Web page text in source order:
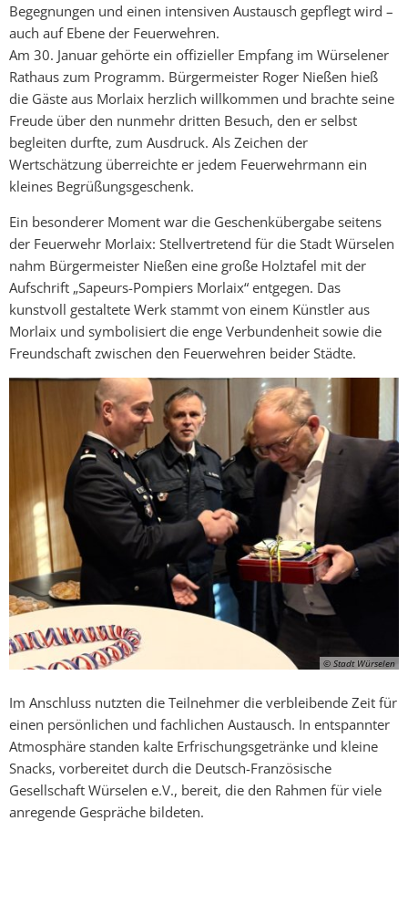
Begegnungen und einen intensiven Austausch gepflegt wird –
auch auf Ebene der Feuerwehren.
Am 30. Januar gehörte ein offizieller Empfang im Würselener
Rathaus zum Programm. Bürgermeister Roger Nießen hieß
die Gäste aus Morlaix herzlich willkommen und brachte seine
Freude über den nunmehr dritten Besuch, den er selbst
begleiten durfte, zum Ausdruck. Als Zeichen der
Wertschätzung überreichte er jedem Feuerwehrmann ein
kleines Begrüßungsgeschenk.
Ein besonderer Moment war die Geschenkübergabe seitens
der Feuerwehr Morlaix: Stellvertretend für die Stadt Würselen
nahm Bürgermeister Nießen eine große Holztafel mit der
Aufschrift „Sapeurs-Pompiers Morlaix“ entgegen. Das
kunstvoll gestaltete Werk stammt von einem Künstler aus
Morlaix und symbolisiert die enge Verbundenheit sowie die
Freundschaft zwischen den Feuerwehren beider Städte.
© Stadt Würselen
Im Anschluss nutzten die Teilnehmer die verbleibende Zeit für
einen persönlichen und fachlichen Austausch. In entspannter
Atmosphäre standen kalte Erfrischungsgetränke und kleine
Snacks, vorbereitet durch die Deutsch-Französische
Gesellschaft Würselen e.V., bereit, die den Rahmen für viele
anregende Gespräche bildeten.